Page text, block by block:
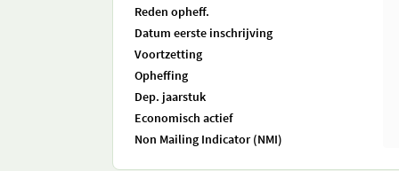
Reden opheff.
Datum eerste inschrijving
Voortzetting
Opheffing
Dep. jaarstuk
Economisch actief
Non Mailing Indicator (NMI)